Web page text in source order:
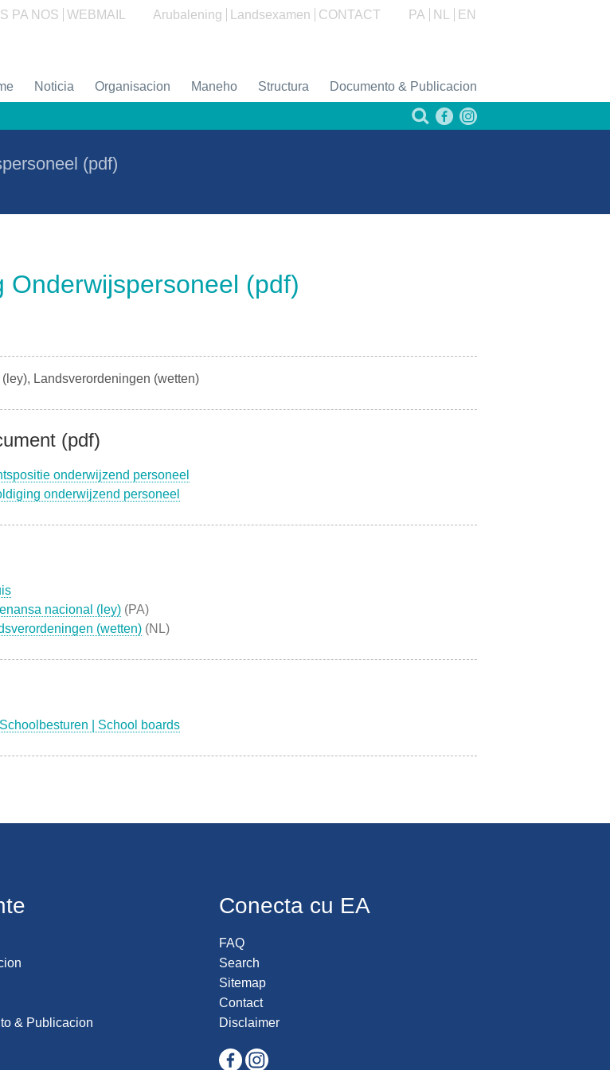
PA NOS WEBMAIL Arubalening Landsexamen CONTACT PA NL EN
Noticia Organisacion Maneho Structura Documento & Publicacion
(pdf)
Onderwijspersoneel (pdf)
Landsverordeningen (wetten)
(pdf)
onderwijzend personeel
onderwijzend personeel
nacional (ley) (PA)
(wetten) (NL)
| School boards
& Publicacion
Conecta cu EA
FAQ
Search
Sitemap
Contact
Disclaimer